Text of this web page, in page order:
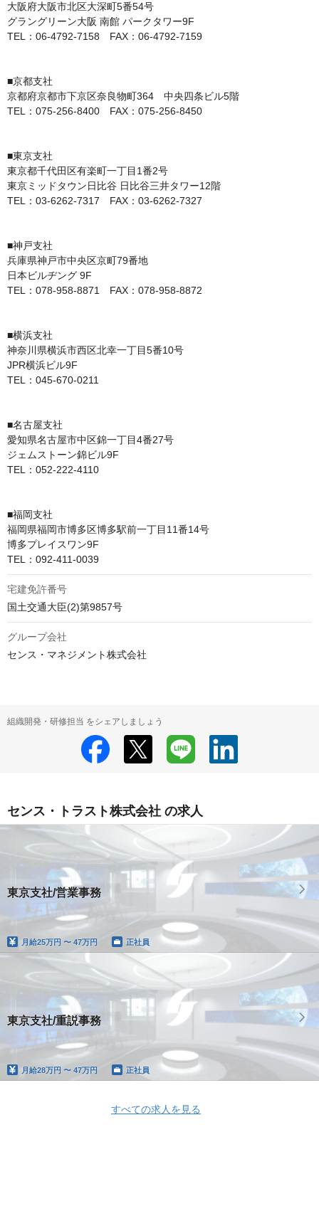
大阪府大阪市北区大深町5番54号
グラングリーン大阪 南館 パークタワー9F
TEL：06-4792-7158　FAX：06-4792-7159
■京都支社
京都府京都市下京区奈良物町364　中央四条ビル5階
TEL：075-256-8400　FAX：075-256-8450
■東京支社
東京都千代田区有楽町一丁目1番2号
東京ミッドタウン日比谷 日比谷三井タワー12階
TEL：03-6262-7317　FAX：03-6262-7327
■神戸支社
兵庫県神戸市中央区京町79番地
日本ビルヂング 9F
TEL：078-958-8871　FAX：078-958-8872
■横浜支社
神奈川県横浜市西区北幸一丁目5番10号
JPR横浜ビル9F
TEL：045-670-0211
■名古屋支社
愛知県名古屋市中区錦一丁目4番27号
ジェムストーン錦ビル9F
TEL：052-222-4110
■福岡支社
福岡県福岡市博多区博多駅前一丁目11番14号
博多プレイスワン9F
宅建免許番号
国土交通大臣(2)第9857号
グループ会社
センス・マネジメント株式会社
組織開発・研修担当 をシェアしましょう
センス・トラスト株式会社 の求人
東京支社/営業事務
月給25万円 〜 47万円 正社員
東京支社/重説事務
月給28万円 〜 47万円 正社員
すべての求人を見る